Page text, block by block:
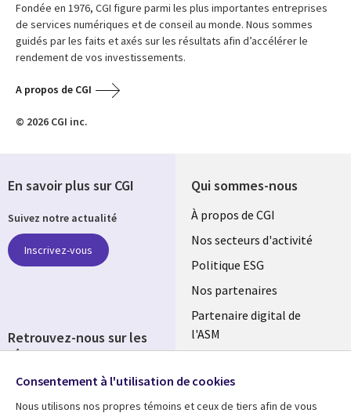
Fondée en 1976, CGI figure parmi les plus importantes entreprises
de services numériques et de conseil au monde. Nous sommes
guidés par les faits et axés sur les résultats afin d’accélérer le
rendement de vos investissements.
A propos de CGI
© 2026 CGI inc.
Qui sommes-nous
Useful
links
FRANCE
À propos de CGI
Nos secteurs d'activité
Politique ESG
Nos partenaires
Partenaire digital de
l'ASM
Fusions
En savoir plus sur CGI
Suivez notre actualité
Inscrivez-vous
Retrouvez-nous sur les
réseaux
Social
Media
Consentement à l'utilisation de cookies
Nous utilisons nos propres témoins et ceux de tiers afin de vous